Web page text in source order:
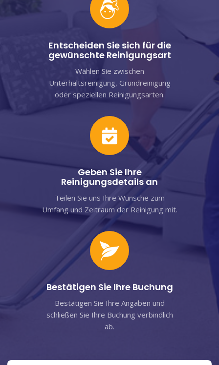
Entscheiden Sie sich für die
gewünschte Reinigungsart
Wählen Sie zwischen
Unterhaltsreinigung, Grundreinigung
oder speziellen Reinigungsarten.
Geben Sie Ihre
Reinigungsdetails an
Teilen Sie uns Ihre Wünsche zum
Umfang und Zeitraum der Reinigung mit.
Bestätigen Sie Ihre Buchung
Bestätigen Sie Ihre Angaben und
schließen Sie Ihre Buchung verbindlich
ab.